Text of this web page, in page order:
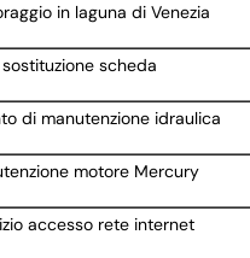
in laguna di Venezia
scheda
di manutenzione idraulica
motore Mercury
accesso rete internet